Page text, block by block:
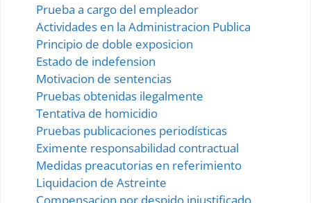
Prueba a cargo del empleador
Actividades en la Administracion Publica
Principio de doble exposicion
Estado de indefension
Motivacion de sentencias
Pruebas obtenidas ilegalmente
Tentativa de homicidio
Pruebas publicaciones periodísticas
Eximente responsabilidad contractual
Medidas preacutorias en referimiento
Liquidacion de Astreinte
Compensacion por despido injustificado